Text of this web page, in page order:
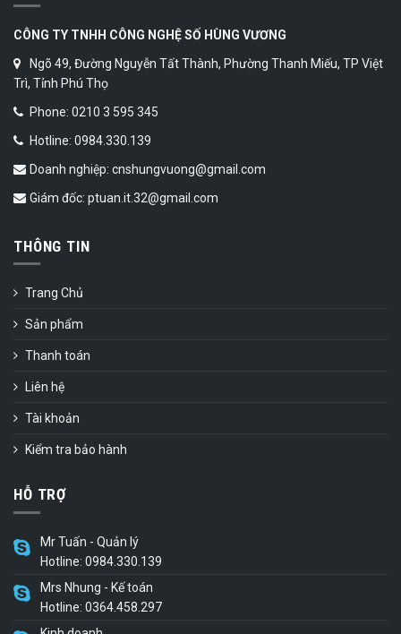
CÔNG TY TNHH CÔNG NGHỆ SỐ HÙNG VƯƠNG
Ngõ 49, Đường Nguyễn Tất Thành, Phường Thanh Miếu, TP Việt
Trì, Tỉnh Phú Thọ
Phone: 0210 3 595 345
Hotline: 0984.330.139
Doanh nghiệp: cnshungvuong@gmail.com
Giám đốc: ptuan.it.32@gmail.com
THÔNG TIN
Trang Chủ
Sản phẩm
Thanh toán
Liên hệ
Tài khoản
Kiểm tra bảo hành
HỖ TRỢ
Mr Tuấn - Quản lý
Hotline: 0984.330.139
Mrs Nhung - Kế toán
Hotline: 0364.458.297